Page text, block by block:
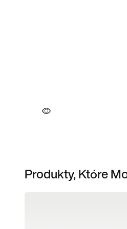
Produkty, Które